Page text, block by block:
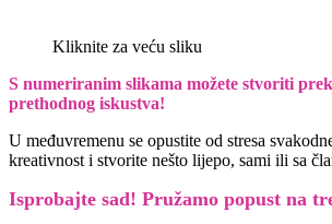
Kliknite za veću sliku
S numeriranim slikama možete stvoriti
prethodnog iskustva!
U međuvremenu se opustite od stresa
kreativnost i stvorite nešto lijepo, sami ili sa
Isprobajte sad! Pružamo popust na